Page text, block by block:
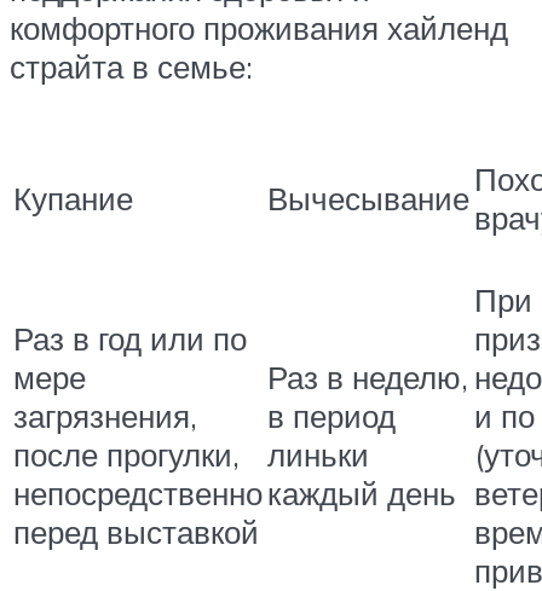
комфортного проживания хайленд
страйта в семье:
Купание Вычесывание
Раз в год или по
мере
загрязнения,
после прогулки,
непосредственно
перед выставкой
Раз в неделю,
в период
линьки
каждый день
При
и